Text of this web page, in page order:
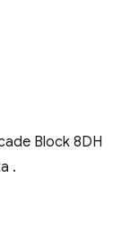
Block 8DH
.